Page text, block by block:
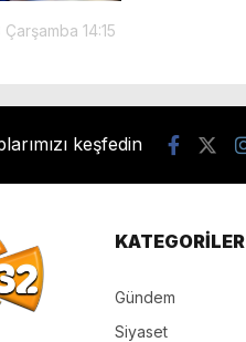
14:15
keşfedin
KATEGORİLER
Gündem
Siyaset